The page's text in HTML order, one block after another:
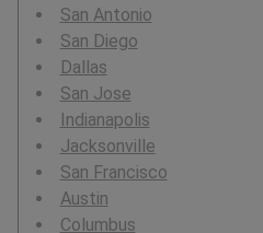
San Antonio
San Diego
Dallas
San Jose
Indianapolis
Jacksonville
San Francisco
Austin
Columbus